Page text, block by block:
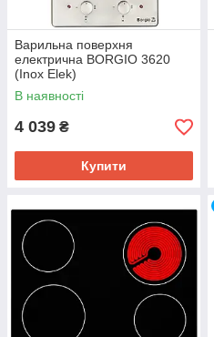
Варильна поверхня
електрична BORGIO 3620
(Inox Elek)
В наявності
4 039 ₴
Купити